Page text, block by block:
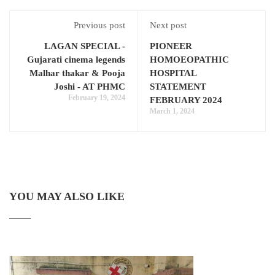
Previous post
LAGAN SPECIAL -
Gujarati cinema legends
Malhar thakar & Pooja
Joshi - AT PHMC
February 19, 2024
Next post
PIONEER
HOMOEOPATHIC
HOSPITAL
STATEMENT
FEBRUARY 2024
March 1, 2024
YOU MAY ALSO LIKE